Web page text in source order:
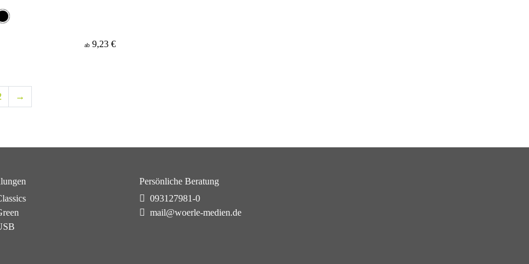
ab 9,23 €
→
Persönliche Beratung
093127981-0
mail@woerle-medien.de